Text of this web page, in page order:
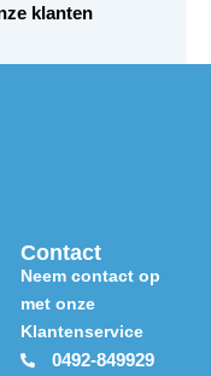
klanten
Contact
Neem contact op
met onze
Klantenservice
0492-849929